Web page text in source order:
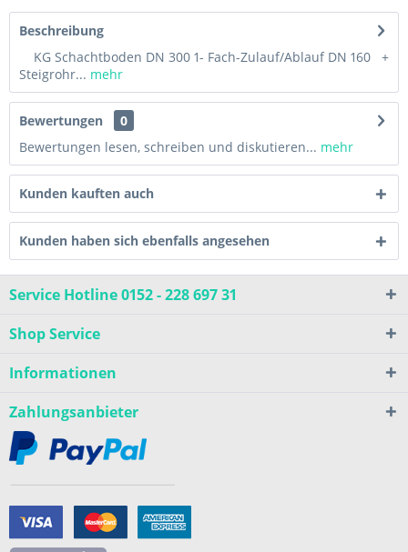
Beschreibung
KG Schachtboden DN 300 1- Fach-Zulauf/Ablauf DN 160 +
Steigrohr... mehr
Bewertungen
0
Bewertungen lesen, schreiben und diskutieren... mehr
Kunden kauften auch
Kunden haben sich ebenfalls angesehen
Service Hotline 0152 - 228 697 31
Shop Service
Informationen
Zahlungsanbieter